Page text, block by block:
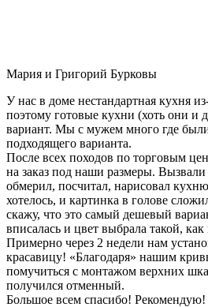
Мария и Григорий Бурковы
У нас в доме нестандартная кухня
поэтому готовые кухни (хоть они и
вариант. Мы с мужем много где
подходящего варианта.
После всех походов по торговым
на заказ под наши размеры.
обмерил, посчитал, нарисовал
хотелось, и картинка в голове
скажу, что это самый дешевый
вписалась и цвет выбрала такой,
Примерно через 2 недели нам
красавицу! «Благодаря» нашим
помучиться с монтажом верхних
получился отменный.
Большое всем спасибо! Рекомендую!